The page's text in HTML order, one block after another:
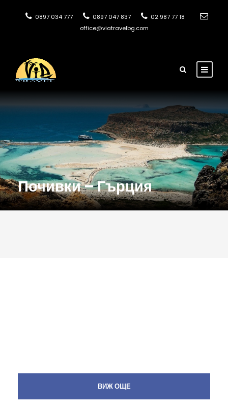
0897 034 777 0897 047 837
02 987 77 18
office@viatravelbg.com
Почивки – Гърция
ВИЖ ОЩЕ